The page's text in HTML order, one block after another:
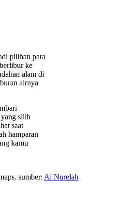
pilihan para
ke
alam di
airnya
yang silih
saat
hamparan
kamu
sumber: Ai Nurelah